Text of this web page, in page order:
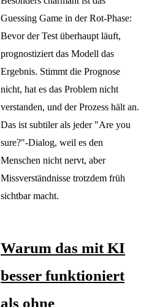
Guessing Game in der Rot-Phase:
Bevor der Test überhaupt läuft,
prognostiziert das Modell das
Ergebnis. Stimmt die Prognose
nicht, hat es das Problem nicht
verstanden, und der Prozess hält an.
Das ist subtiler als jeder "Are you
sure?"-Dialog, weil es den
Menschen nicht nervt, aber
Missverständnisse trotzdem früh
sichtbar macht.
Warum das mit KI
besser funktioniert
als ohne